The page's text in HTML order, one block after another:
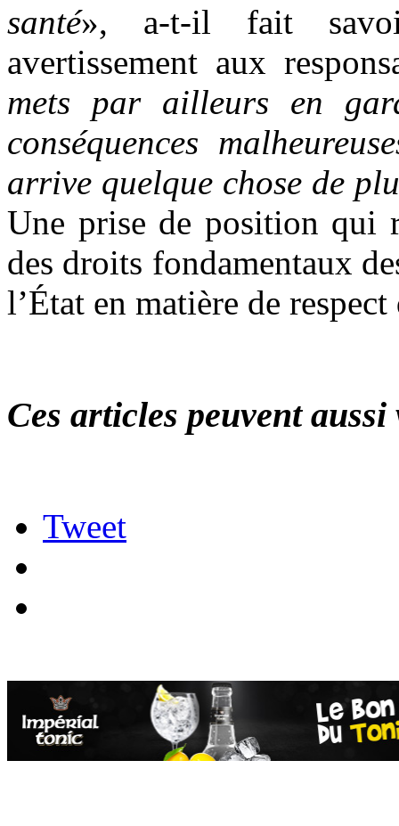
santé», a-t-il fait
avertissement aux
mets par ailleurs en
conséquences
arrive quelque chose de
Une prise de position qui
des droits fondamentaux
l’État en matière de
Ces articles peuvent
Tweet